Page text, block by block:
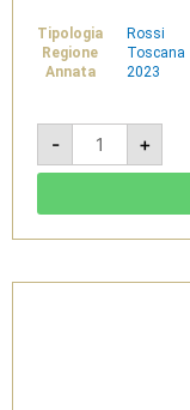
Tipologia
Rossi
Regione
Toscana
Annata
2023
-
Le
Cupole
2023
-
Magnum
Tenuta
+